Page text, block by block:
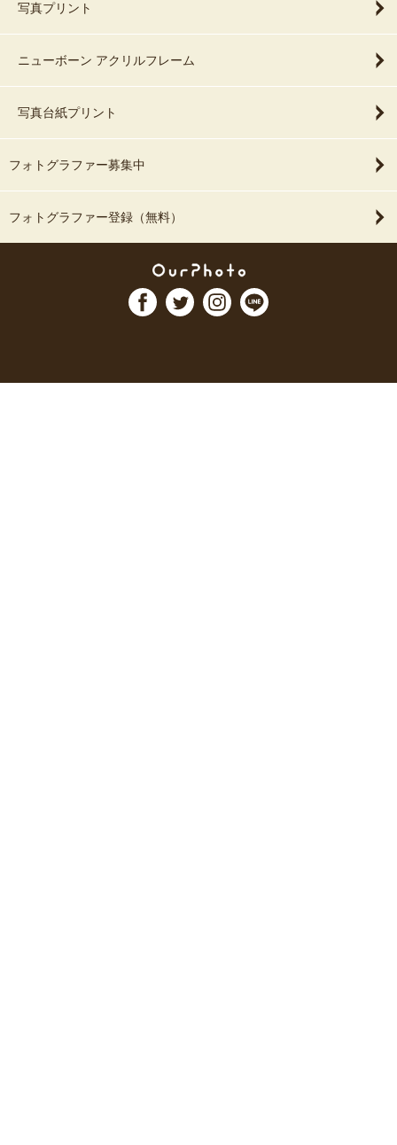
写真プリント
ニューボーン アクリルフレーム
写真台紙プリント
フォトグラファー募集中
フォトグラファー登録（無料）